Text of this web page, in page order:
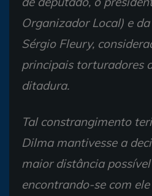
Organizador Local) e
Sérgio Fleury,
principais torturadores
ditadura.
Tal constrangimento
Dilma mantivesse a
maior distância
encontrando-se com